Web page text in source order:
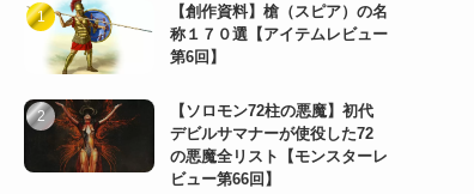
【創作資料】槍（スピア）の名
称１７０選【アイテムレビュー
第6回】
【ソロモン72柱の悪魔】初代
デビルサマナーが使役した72
の悪魔全リスト【モンスターレ
ビュー第66回】